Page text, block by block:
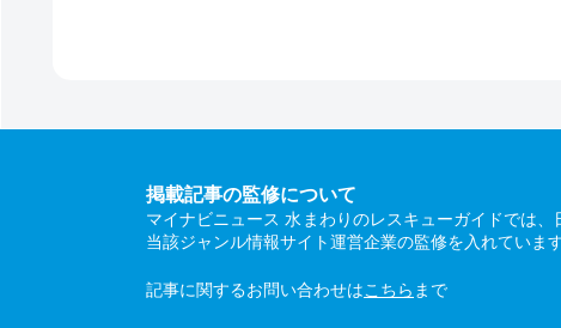
掲載記事の監修について
マイナビニュース 水まわりのレスキューガイドでは
当該ジャンル情報サイト運営企業の監修を入れています
記事に関するお問い合わせはこちら まで